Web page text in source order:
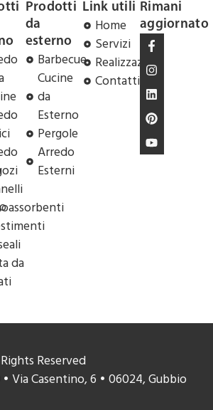
da
Prodotti
da
esterno
Barbecue
Cucine
da
Esterno
Pergole
Arredo
Esterni
Link utili
Home
Servizi
Realizzazioni
Contatti
Rimani
aggiornato
Reserved
Via Casentino, 6 • 06024, Gubbio